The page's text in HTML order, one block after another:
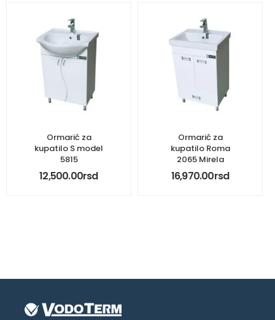
Ormarić za
kupatilo S model
5815
12,500.00rsd
Ormarić za
kupatilo Roma
2065 Mirela
16,970.00rsd